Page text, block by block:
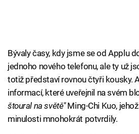
Bývaly časy, kdy jsme se od Applu
jednoho nového telefonu, ale ty už
totiž představí rovnou čtyři kousky.
informací, které uveřejnil na svém
štoural na světě"Ming-Chi Kuo,
minulosti mnohokrát potvrdily.